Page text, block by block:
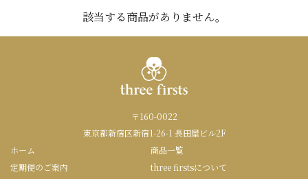
該当する商品がありません。
〒160-0022
東京都新宿区新宿1-26-1 長田屋ビル2F
ホーム
商品一覧
定期便のご案内
three firstsについて